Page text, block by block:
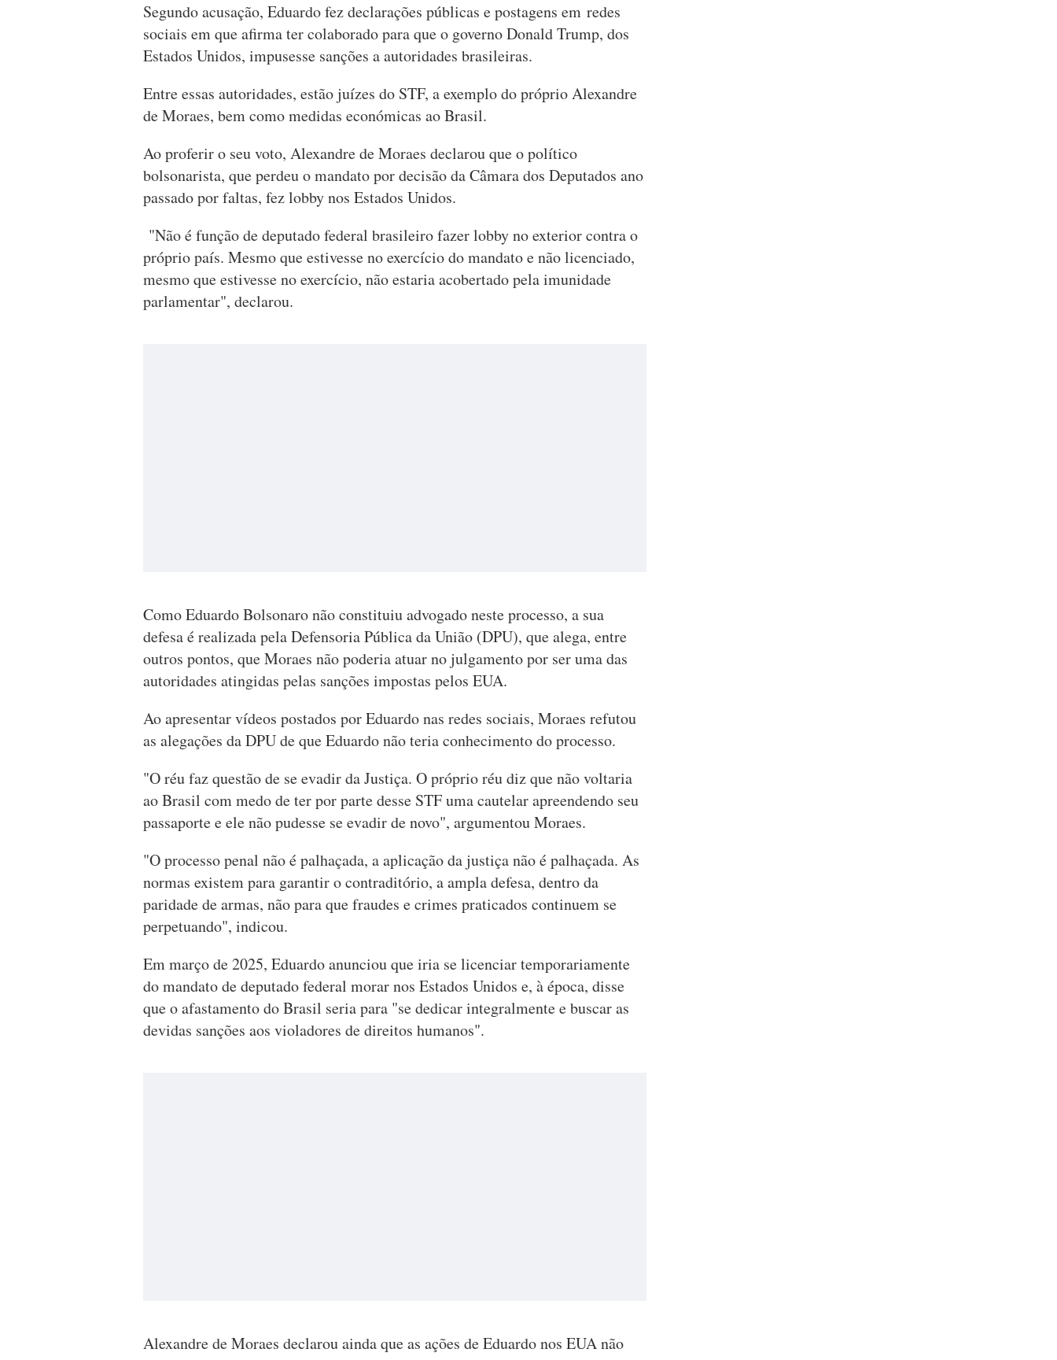
Segundo acusação, Eduardo fez declarações públicas e postagens em redes
sociais em que afirma ter colaborado para que o governo Donald Trump, dos
Estados Unidos, impusesse sanções a autoridades brasileiras.
Entre essas autoridades, estão juízes do STF, a exemplo do próprio Alexandre
de Moraes, bem como medidas económicas ao Brasil.
Ao proferir o seu voto, Alexandre de Moraes declarou que o político
bolsonarista, que perdeu o mandato por decisão da Câmara dos Deputados ano
passado por faltas, fez lobby nos Estados Unidos.
"Não é função de deputado federal brasileiro fazer lobby no exterior contra o
próprio país. Mesmo que estivesse no exercício do mandato e não licenciado,
mesmo que estivesse no exercício, não estaria acobertado pela imunidade
parlamentar", declarou.
Como Eduardo Bolsonaro não constituiu advogado neste processo, a sua
defesa é realizada pela Defensoria Pública da União (DPU), que alega, entre
outros pontos, que Moraes não poderia atuar no julgamento por ser uma das
autoridades atingidas pelas sanções impostas pelos EUA.
Ao apresentar vídeos postados por Eduardo nas redes sociais, Moraes refutou
as alegações da DPU de que Eduardo não teria conhecimento do processo.
"O réu faz questão de se evadir da Justiça. O próprio réu diz que não voltaria
ao Brasil com medo de ter por parte desse STF uma cautelar apreendendo seu
passaporte e ele não pudesse se evadir de novo", argumentou Moraes.
"O processo penal não é palhaçada, a aplicação da justiça não é palhaçada. As
normas existem para garantir o contraditório, a ampla defesa, dentro da
paridade de armas, não para que fraudes e crimes praticados continuem se
perpetuando", indicou.
Em março de 2025, Eduardo anunciou que iria se licenciar temporariamente
do mandato de deputado federal morar nos Estados Unidos e, à época, disse
que o afastamento do Brasil seria para "se dedicar integralmente e buscar as
devidas sanções aos violadores de direitos humanos".
Alexandre de Moraes declarou ainda que as ações de Eduardo nos EUA não